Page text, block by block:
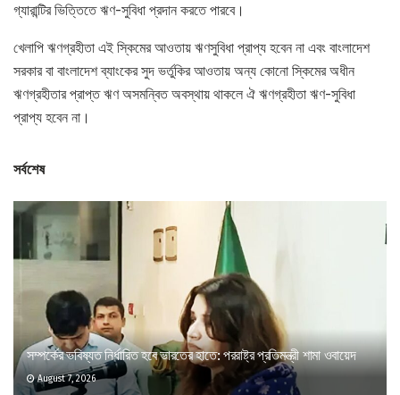
গ্যারান্টির ভিত্তিতে ঋণ-সুবিধা প্রদান করতে পারবে।
খেলাপি ঋণগ্রহীতা এই স্কিমের আওতায় ঋণসুবিধা প্রাপ্য হবেন না এবং বাংলাদেশ
সরকার বা বাংলাদেশ ব্যাংকের সুদ ভর্তুকির আওতায় অন্য কোনো স্কিমের অধীন
ঋণগ্রহীতার প্রাপ্ত ঋণ অসমন্বিত অবস্থায় থাকলে ঐ ঋণগ্রহীতা ঋণ-সুবিধা
প্রাপ্য হবেন না।
সর্বশেষ
সম্পর্কের ভবিষ্যত নির্ধারিত হবে ভারতের হাতে: পররাষ্ট্র প্রতিমন্ত্রী শামা ওবায়েদ
August 7, 2026